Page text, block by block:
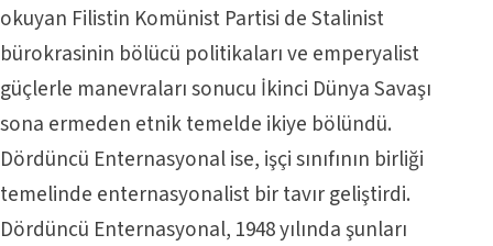
okuyan Filistin Komünist Partisi de Stalinist
bürokrasinin bölücü politikaları ve emperyalist
güçlerle manevraları sonucu İkinci Dünya Savaşı
sona ermeden etnik temelde ikiye bölündü.
Dördüncü Enternasyonal ise, işçi sınıfının birliği
temelinde enternasyonalist bir tavır geliştirdi.
Dördüncü Enternasyonal, 1948 yılında şunları